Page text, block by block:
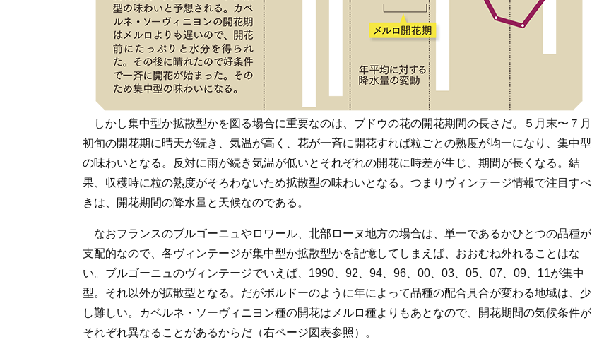
しかし集中型か拡散型かを図る場合に重要なのは、ブドウの花の開花期間の長さだ。５月末〜７月
初旬の開花期に晴天が続き、気温が高く、花が一斉に開花すれば粒ごとの熟度が均一になり、集中型
の味わいとなる。反対に雨が続き気温が低いとそれぞれの開花に時差が生じ、期間が長くなる。結
果、収穫時に粒の熟度がそろわないため拡散型の味わいとなる。つまりヴィンテージ情報で注目すべ
きは、開花期間の降水量と天候なのである。
なおフランスのブルゴーニュやロワール、北部ローヌ地方の場合は、単一であるかひとつの品種が
支配的なので、各ヴィンテージが集中型か拡散型かを記憶してしまえば、おおむね外れることはな
い。ブルゴーニュのヴィンテージでいえば、1990、92、94、96、00、03、05、07、09、11が集中
型。それ以外が拡散型となる。だがボルドーのように年によって品種の配合具合が変わる地域は、少
し難しい。カベルネ・ソーヴィニヨン種の開花はメルロ種よりもあとなので、開花期間の気候条件が
それぞれ異なることがあるからだ（右ページ図表参照）。